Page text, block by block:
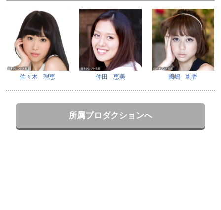
佐々木 理恵 仲田 恵美 國嶋 絢香
所属プロダクションへ